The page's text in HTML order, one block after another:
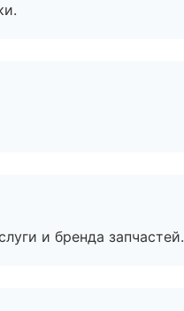
и бренда запчастей.